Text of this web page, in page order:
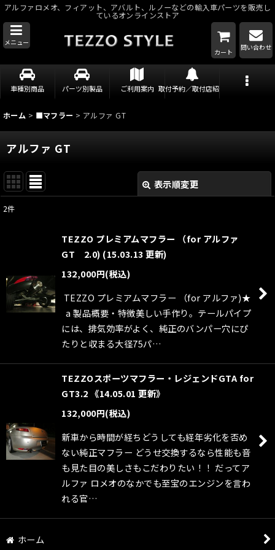
アルファロメオ、フィアット、アバルト、ルノーなどの輸入車パーツを販売し
ているオンラインストア
メニュー
カート
問い合わせ
車種別商品 パーツ別製品 ご利用案内 取付予約／取付店紹介
ホーム > ■マフラー > アルファ GT
アルファ GT
表示順変更
2件
TEZZO プレミアムマフラー （for アルファ
GT 2.0) (15.03.13 更新)
132,000円(税込)
TEZZO プレミアムマフラー （for アルファ)★
a 製品概要・特徴美しい手作り。テールパイプ
には、排気効率がよく、純正のバンパー穴にぴ
たりと収まる大径75パ…
TEZZOスポーツマフラー・レジェンドGTA for
GT3.2 《14.05.01 更新》
132,000円(税込)
新車から時間が経ちどうしても経年劣化を否め
ない純正マフラー どうせ交換するなら性能も音
も見た目の美しさもこだわりたい！！ だってア
ルファ ロメオのなかでも至宝のエンジンを言わ
れる官…
ホーム